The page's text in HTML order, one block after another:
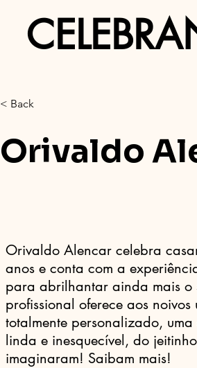
< Back
Orivaldo
Orivaldo Alencar celebra
anos e conta com a
para abrilhantar ainda mais
profissional oferece aos noivos
totalmente personalizado,
linda e inesquecível, do
imaginaram! Saibam mais!